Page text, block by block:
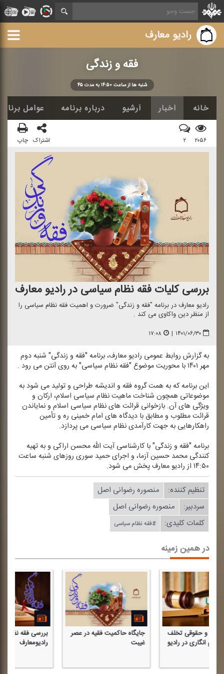
رادیو معارف
فقه و زندگی
شنبه ها از ساعت ۱۴:۵۰ به مدت ۴۵
خانه اخبار آرشیو درباره برنامه عوامل برنامه
۲۰۵۶ ۲ اشتراک چاپ
بررسی كلیات فقه نظام سیاسی در رادیو معارف
رادیو معارف در برنامه "فقه و زندگی" ضرورت و اهمیت فقه نظام سیاسی را
از منظر دین واكاوی می كند .
۱۴۰۱/۰۶/۳۰ | ۱۷:۰۸
به گزارش روابط عمومی رادیو معارف، برنامه "فقه و زندگی" شنبه دوم
مهر ۱۴۰۱ با محوریت موضوع "فقه نظام سیاسی" به روی آنتن می رود .
این برنامه كه به همت گروه فقه و اندیشه طراحی و تولید می شود به
موضوعاتی همچون شناخت ماهیت نظام سیاسی اسلام، اركان و
ویژگی های آن. بازخوانی قرائت های نظام سیاسی اسلام و نمایاندن
قرائت مطلوب و مطابق با دیدگاه های امام خمینی ره و تأمین
راهكارهایی به جهت كارآمدی نظام سیاسی می پردازد.
برنامه "فقه و زندگی" با كارشناسی آیت الله محسن اراكی و به تهیه
كنندگی محمد حسین آزما، و اجرای حمید سوری روزهای شنبه ساعت
۱۴:۵۰ از رادیو معارف پخش می شود.
تنظیم كننده:
منصوره رضوانی اصل
سردبیر:
منصوره رضوانی اصل
کلمات کلیدی:
#فقه نظام سیاسی
در همین زمینه
جایگاه حاكمیت فقیه در عصر
غیبت
بررسی فقه نظام سیاسی در
جایگاه